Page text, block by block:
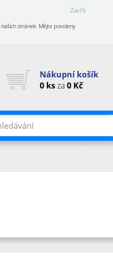
Zavřít
stránek. Mějte povoleny
Nákupní košík
0 ksza0 Kč